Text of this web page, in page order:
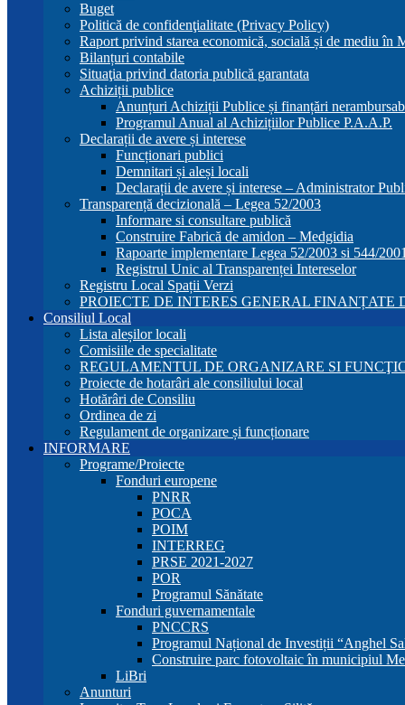
Buget
Politică de confidenţialitate (Privacy Policy)
Raport privind starea economică, socială și de mediu în
Bilanțuri contabile
Situaţia privind datoria publică garantata
Achiziții publice
Anunțuri Achiziții Publice și finanțări
Programul Anual al Achizițiilor Publice P.A.A.P.
Declarații de avere și interese
Funcționari publici
Demnitari și aleși locali
Declarații de avere și interese – Administrator
Transparență decizională – Legea 52/2003
Informare si consultare publică
Construire Fabrică de amidon – Medgidia
Rapoarte implementare Legea 52/2003 si 544/2001
Registrul Unic al Transparenței Intereselor
Registru Local Spații Verzi
PROIECTE DE INTERES GENERAL
Consiliul Local
Lista aleșilor locali
Comisiile de specialitate
REGULAMENTUL DE ORGANIZARE SI
Proiecte de hotarâri ale consiliului local
Hotărâri de Consiliu
Ordinea de zi
Regulament de organizare și funcționare
INFORMARE
Programe/Proiecte
Fonduri europene
PNRR
POCA
POIM
INTERREG
PRSE 2021-2027
POR
Programul Sănătate
Fonduri guvernamentale
PNCCRS
Programul Național de Investiții “Anghel
Construire parc fotovoltaic în municipiul
LiBri
Anunturi